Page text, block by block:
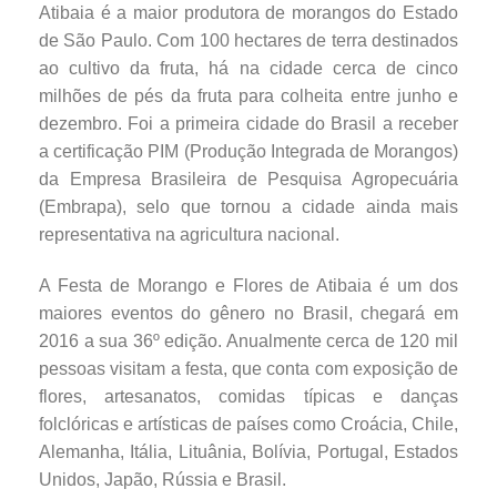
Atibaia é a maior produtora de morangos do Estado
de São Paulo. Com 100 hectares de terra destinados
ao cultivo da fruta, há na cidade cerca de cinco
milhões de pés da fruta para colheita entre junho e
dezembro. Foi a primeira cidade do Brasil a receber
a certificação PIM (Produção Integrada de Morangos)
da Empresa Brasileira de Pesquisa Agropecuária
(Embrapa), selo que tornou a cidade ainda mais
representativa na agricultura nacional.
A Festa de Morango e Flores de Atibaia é um dos
maiores eventos do gênero no Brasil, chegará em
2016 a sua 36º edição. Anualmente cerca de 120 mil
pessoas visitam a festa, que conta com exposição de
flores, artesanatos, comidas típicas e danças
folclóricas e artísticas de países como Croácia, Chile,
Alemanha, Itália, Lituânia, Bolívia, Portugal, Estados
Unidos, Japão, Rússia e Brasil.